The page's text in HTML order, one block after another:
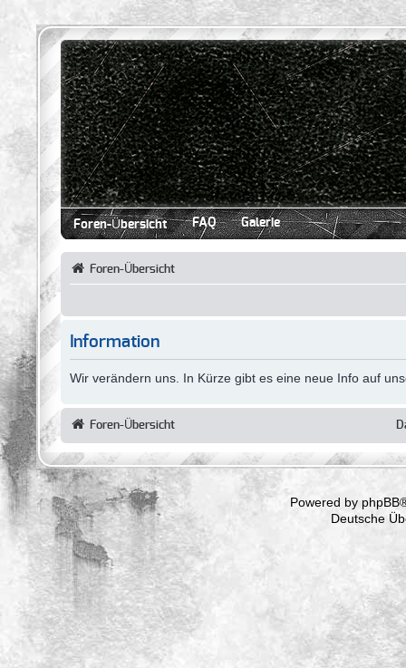
Foren-Übersicht FAQ Galerie
Foren-Übersicht
Information
Wir verändern uns. In Kürze gibt es eine neue Info auf
Foren-Übersicht
Powered by phpBB
Deutsche